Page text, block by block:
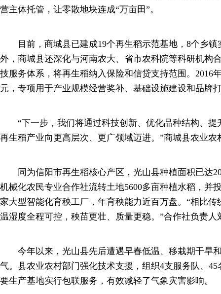
营主体托管，让零散地块连成“万亩田”。
目前，商城县已建成19个再生稻示范基地，8个乡镇
外，商城县还深化与河南农大、省市农科院等科研机构
技服务体系，将再生稻纳入保险和信贷支持范围。2016
元，专项用于产业规模经营奖补、基础设施建设和品牌
“下一步，我们将通过科技创新、优化品种结构、提
再生稻产业向更高层次、更广领域迈进。”商城县农业
同为信阳市再生稻核心产区，光山县种植面积已达
机械化农民专业合作社流转土地5600多亩种植水稻，并
家大型智能化育秧工厂，年育秧能力近百万盘。“相比
温湿度全程可控，秧苗更壮、质量更稳。”合作社负责人
今年以来，光山县先后遭遇早春低温、移栽期干旱
气。县农业农村部门强化技术支援，组织4支服务队、
要生产基地实行包联服务，有效减轻了气象灾害影响。